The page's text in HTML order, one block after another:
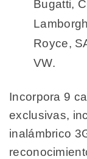
Bugatti,
Royce,
VW.
Incorpora 9
exclusivas,
inalámbrico